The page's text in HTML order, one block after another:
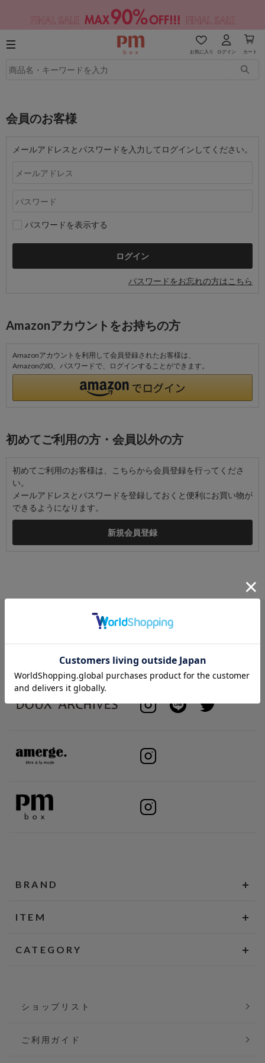
お気に入り ログイン カート
会員のお客様
メールアドレスとパスワードを入力してログインしてください。
パスワードを表示する
パスワードをお忘れの方はこちら
Amazonアカウントをお持ちの方
Amazonアカウントを利用して会員登録されたお客様は、
AmazonのID、パスワードで、ログインすることができます。
初めてご利用の方・会員以外の方
初めてご利用のお客様は、こちらから会員登録を行ってくださ
い。
メールアドレスとパスワードを登録しておくと便利にお買い物が
できるようになります。
BRAND
ITEM
CATEGORY
ショップリスト
ご利用ガイド